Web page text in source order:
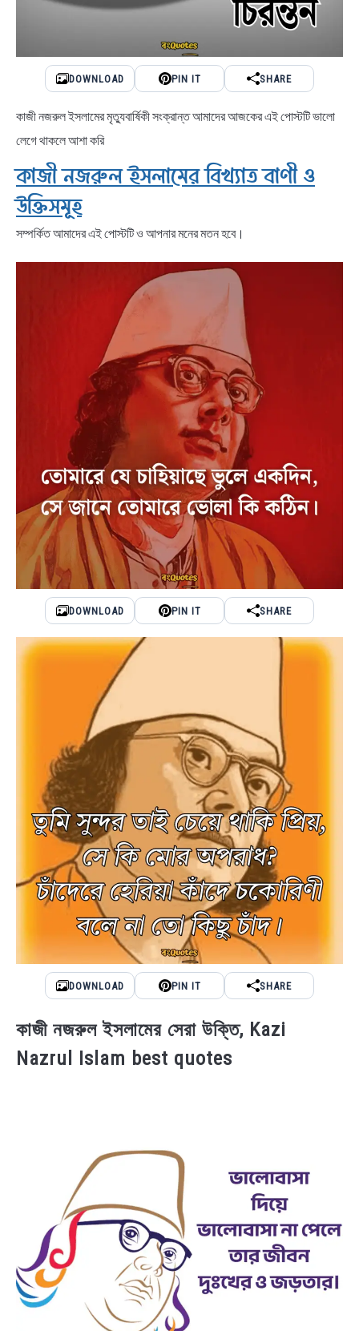
DOWNLOAD PIN IT SHARE
কাজী নজরুল ইসলামের মৃত্যুবার্ষিকী সংক্রান্ত আমাদের আজকের এই পোস্টটি ভালো
লেগে থাকলে আশা করি
কাজী নজরুল ইসলামের বিখ্যাত বাণী ও
উক্তিসমূহ
সম্পর্কিত আমাদের এই পোস্টটি ও আপনার মনের মতন হবে।
DOWNLOAD PIN IT SHARE
DOWNLOAD PIN IT SHARE
কাজী নজরুল ইসলামের সেরা উক্তি, Kazi
Nazrul Islam best quotes